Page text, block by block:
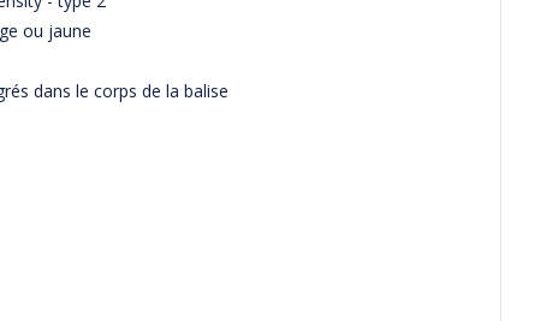
ou jaune
dans le corps de la balise